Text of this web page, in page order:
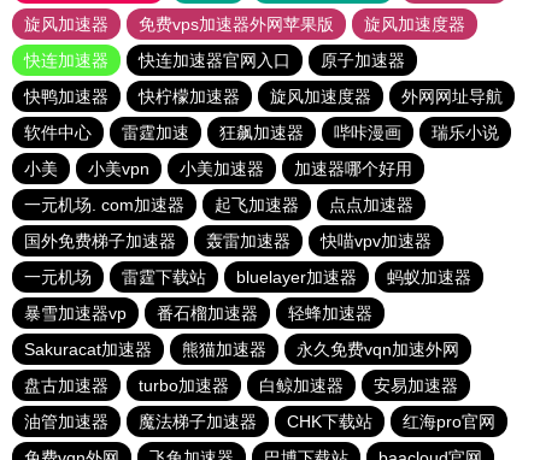
旋风加速器
免费vps加速器外网苹果版
旋风加速度器
快连加速器
快连加速器官网入口
原子加速器
快鸭加速器
快柠檬加速器 旋风加速度器
外网网址导航
软件中心
雷霆加速 狂飙加速器 哔咔漫画
瑞乐小说
小美
小美vpn 小美加速器
加速器哪个好用
一元机场. com加速器
起飞加速器
点点加速器
国外免费梯子加速器
轰雷加速器
快喵vpv加速器
一元机场
雷霆下载站 bluelayer加速器
蚂蚁加速器
暴雪加速器vp
番石榴加速器
轻蜂加速器
Sakuracat加速器
熊猫加速器
永久免费vqn加速外网
盘古加速器
turbo加速器 白鲸加速器
安易加速器
油管加速器
魔法梯子加速器 CHK下载站
红海pro官网